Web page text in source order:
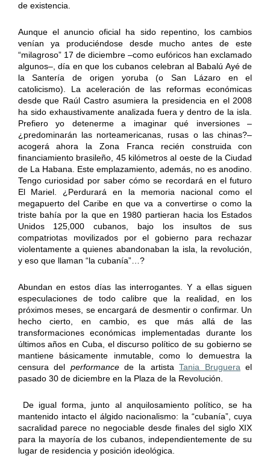
de existencia.
Aunque el anuncio oficial ha sido repentino, los cambios
venían ya produciéndose desde mucho antes de este
“milagroso” 17 de diciembre –como eufóricos han exclamado
algunos–, día en que los cubanos celebran al Babalú Ayé de
la Santería de origen yoruba (o San Lázaro en el
catolicismo). La aceleración de las reformas económicas
desde que Raúl Castro asumiera la presidencia en el 2008
ha sido exhaustivamente analizada fuera y dentro de la isla.
Prefiero yo detenerme a imaginar qué inversiones –
¿predominarán las norteamericanas, rusas o las chinas?–
acogerá ahora la Zona Franca recién construida con
financiamiento brasileño, 45 kilómetros al oeste de la Ciudad
de La Habana. Este emplazamiento, además, no es anodino.
Tengo curiosidad por saber cómo se recordará en el futuro
El Mariel. ¿Perdurará en la memoria nacional como el
megapuerto del Caribe en que va a convertirse o como la
triste bahía por la que en 1980 partieran hacia los Estados
Unidos 125,000 cubanos, bajo los insultos de sus
compatriotas movilizados por el gobierno para rechazar
violentamente a quienes abandonaban la isla, la revolución,
y eso que llaman “la cubanía”…?
Abundan en estos días las interrogantes. Y a ellas siguen
especulaciones de todo calibre que la realidad, en los
próximos meses, se encargará de desmentir o confirmar. Un
hecho cierto, en cambio, es que más allá de las
transformaciones económicas implementadas durante los
últimos años en Cuba, el discurso político de su gobierno se
mantiene básicamente inmutable, como lo demuestra la
censura del performancede la artistaTania Bruguerael
pasado 30 de diciembre en la Plaza de la Revolución.
De igual forma, junto al anquilosamiento político, se ha
mantenido intacto el álgido nacionalismo: la “cubanía”, cuya
sacralidad parece no negociable desde finales del siglo XIX
para la mayoría de los cubanos, independientemente de su
lugar de residencia y posición ideológica.